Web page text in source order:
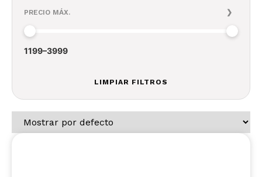
PRECIO MÁX.
1199–3999
LIMPIAR FILTROS